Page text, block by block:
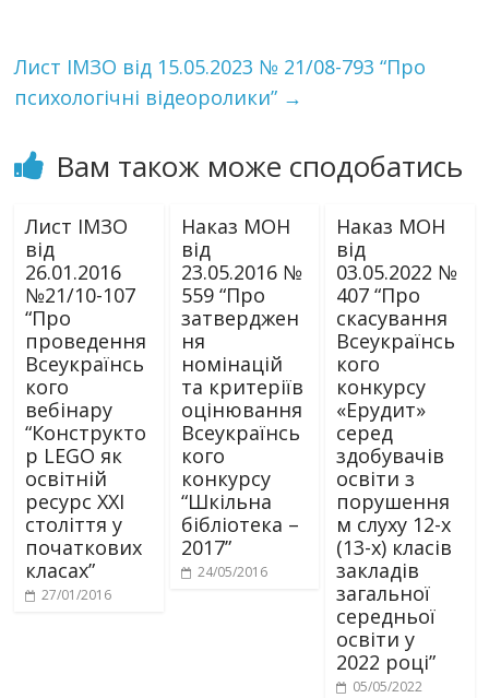
Лист ІМЗО від 15.05.2023 № 21/08-793 “Про
психологічні відеоролики” →
Вам також може сподобатись
Лист ІМЗО
від
26.01.2016
№21/10-107
“Про
проведення
Всеукраїнсь
кого
вебінару
“Конструкто
р LEGO як
освітній
ресурс XXI
століття у
початкових
класах”
27/01/2016
Наказ МОН
від
23.05.2016 №
559 “Про
затверджен
ня
номінацій
та критеріїв
оцінювання
Всеукраїнсь
кого
конкурсу
“Шкільна
бібліотека –
2017”
24/05/2016
Наказ МОН
від
03.05.2022 №
407 “Про
скасування
Всеукраїнсь
кого
конкурсу
«Ерудит»
серед
здобувачів
освіти з
порушення
м слуху 12-х
(13-х) класів
закладів
загальної
середньої
освіти у
2022 році”
05/05/2022